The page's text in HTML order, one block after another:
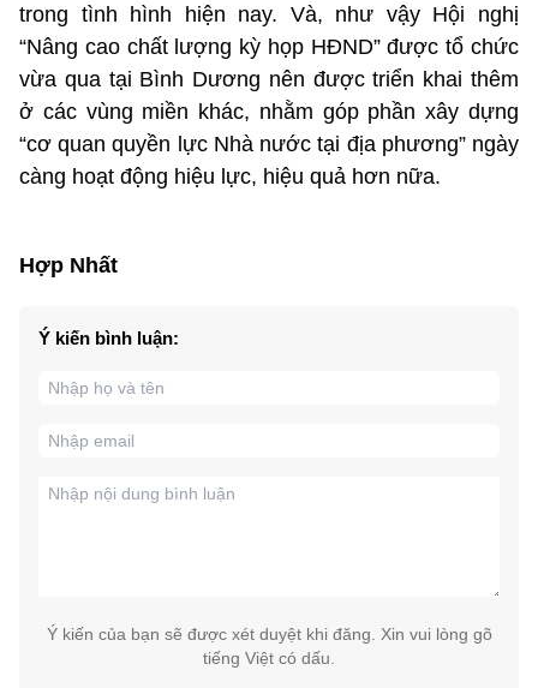
trong tình hình hiện nay. Và, như vậy Hội nghị
“Nâng cao chất lượng kỳ họp HĐND” được tổ chức
vừa qua tại Bình Dương nên được triển khai thêm
ở các vùng miền khác, nhằm góp phần xây dựng
“cơ quan quyền lực Nhà nước tại địa phương” ngày
càng hoạt động hiệu lực, hiệu quả hơn nữa.
Hợp Nhất
Ý kiến bình luận:
Ý kiến của bạn sẽ được xét duyệt khi đăng. Xin vui lòng gõ
tiếng Việt có dấu.